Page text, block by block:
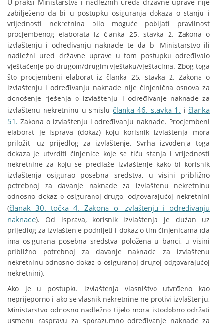
U praksi Ministarstva i nadležnih ureda državne uprave nije
zabilježeno da bi u postupku osiguranja dokaza o stanju i
vrijednosti nekretnina bilo moguće pobijati pravilnost
procjembenog elaborata iz članka 25. stavka 2. Zakona o
izvlaštenju i određivanju naknade te da bi Ministarstvo ili
nadležni ured državne uprave u tom postupku određivalo
vještačenje po drugom/drugim vještaku/vještacima. Zbog toga
što procjembeni elaborat iz članka 25. stavka 2. Zakona o
izvlaštenju i određivanju naknade nije činjenična osnova za
donošenje rješenja o izvlaštenju i određivanje naknade za
izvlaštenu nekretninu u smislu članka 46. stavka 1. i članka
51. Zakona o izvlaštenju i određivanju naknade. Procjembeni
elaborat je isprava (dokaz) koju korisnik izvlaštenja mora
priložiti uz prijedlog za izvlaštenje. Svrha izvođenja toga
dokaza je utvrditi činjenice koje se tiču stanja i vrijednosti
nekretnine za koju se predlaže izvlaštenje kako bi korisnik
izvlaštenja osigurao posebna sredstva, u visini približno
potrebnoj za davanje naknade za izvlaštenu nekretninu
odnosno dokaz o osiguranoj drugoj odgovarajućoj nekretnini
(članak 30. točka 4. Zakona o izvlaštenju i određivanju
naknade). Od isprava, korisnik izvlaštenja je dužan uz
prijedlog za izvlaštenje podnijeti i dokaz o tim činjenicama (da
ima osigurana posebna sredstva položena u banci, u visini
približno potrebnoj za davanje naknade za izvlaštenu
nekretninu odnosno dokaz o osiguranoj drugoj odgovarajućoj
nekretnini).
Ako je u postupku izvlaštenja vlasništvo utvrđeno kao
neprijeporno i ako se vlasnik nekretnine ne protivi izvlaštenju,
Ministarstvo odnosno nadležno tijelo mora istodobno održati
usmenu raspravu za sporazumno određivanje naknade za